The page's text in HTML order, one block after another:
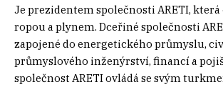
Je prezidentem společnosti ARETI,
ropou a plynem. Dceřiné společnosti
zapojené do energetického průmyslu,
průmyslového inženýrství, financí a
společnost ARETI ovládá se svým